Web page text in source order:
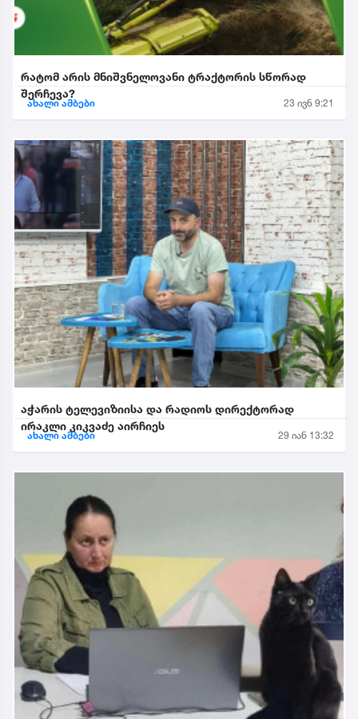
რატომ არის მნიშვნელოვანი ტრაქტორის სწორად
შერჩევა?
ახალი ამბები 23 ივნ 9:21
აჭარის ტელევიზიისა და რადიოს დირექტორად
ირაკლი კიკვაძე აირჩიეს
ახალი ამბები 29 იან 13:32